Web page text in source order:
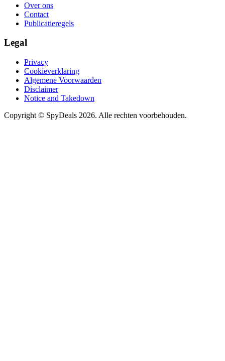
Over ons
Contact
Publicatieregels
Legal
Privacy
Cookieverklaring
Algemene Voorwaarden
Disclaimer
Notice and Takedown
Copyright © SpyDeals 2026. Alle rechten voorbehouden.